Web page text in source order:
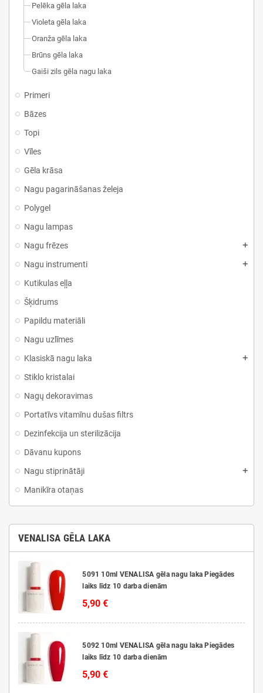
Pelēka gēla laka
Violeta gēla laka
Oranža gēla laka
Brūns gēla laka
Gaiši zils gēla nagu laka
Primeri
Bāzes
Topi
Vīles
Gēla krāsa
Nagu pagarināšanas želeja
Polygel
Nagu lampas
Nagu frēzes
Nagu instrumenti
Kutikulas eļļa
Šķidrums
Papildu materiāli
Nagu uzlīmes
Klasiskā nagu laka
Stiklo kristalai
Nagų dekoravimas
Portatīvs vitamīnu dušas filtrs
Dezinfekcija un sterilizācija
Dāvanu kupons
Nagu stiprinātāji
Manikīra otaņas
VENALISA GĒLA LAKA
5091 10ml VENALISA gēla nagu laka Piegādes
laiks līdz 10 darba dienām
5,90 €
5092 10ml VENALISA gēla nagu laka Piegādes
laiks līdz 10 darba dienām
5,90 €